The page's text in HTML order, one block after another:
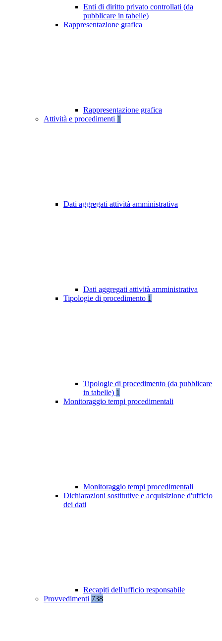
Enti di diritto privato controllati (da
pubblicare in tabelle)
Rappresentazione grafica
Rappresentazione grafica
Attività e procedimenti 1
Dati aggregati attività amministrativa
Dati aggregati attività amministrativa
Tipologie di procedimento 1
Tipologie di procedimento (da pubblicare
in tabelle) 1
Monitoraggio tempi procedimentali
Monitoraggio tempi procedimentali
Dichiarazioni sostitutive e acquisizione d'ufficio
dei dati
Recapiti dell'ufficio responsabile
Provvedimenti 738